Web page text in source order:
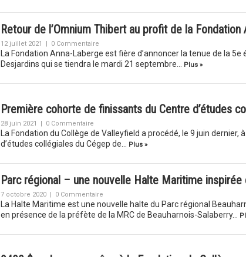
Retour de l’Omnium Thibert au profit de la Fondation
12 juillet 2021 | 0 Commentaire
La Fondation Anna-Laberge est fière d’annoncer la tenue de la
Desjardins qui se tiendra le mardi 21 septembre…
Plus »
Première cohorte de finissants du Centre d’études
28 juin 2021 | 0 Commentaire
La Fondation du Collège de Valleyfield a procédé, le 9 juin
d’études collégiales du Cégep de…
Plus »
Parc régional – une nouvelle Halte Maritime inspirée
7 octobre 2020 | 0 Commentaire
La Halte Maritime est une nouvelle halte du Parc régional
en présence de la préfète de la MRC de Beauharnois-Salaberry…